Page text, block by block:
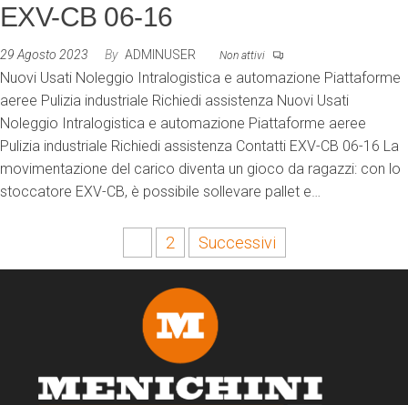
EXV-CB 06-16
29 Agosto 2023 By ADMINUSER Non attivi
Nuovi Usati Noleggio Intralogistica e automazione Piattaforme
aeree Pulizia industriale Richiedi assistenza Nuovi Usati
Noleggio Intralogistica e automazione Piattaforme aeree
Pulizia industriale Richiedi assistenza Contatti EXV-CB 06-16 La
movimentazione del carico diventa un gioco da ragazzi: con lo
stoccatore EXV-CB, è possibile sollevare pallet e…
2 Successivi